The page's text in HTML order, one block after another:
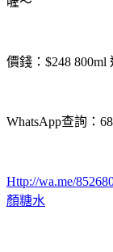
價錢：$248
WhatsApp查詢：
Http://wa.me/
顏糖水